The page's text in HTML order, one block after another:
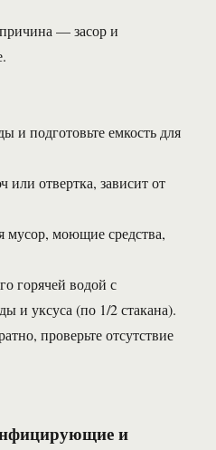
— засор и
и подготовьте емкость для
отвертка, зависит от
моющие средства,
горячей водой с
и уксуса (по 1/2 стакана).
проверьте отсутствие
и